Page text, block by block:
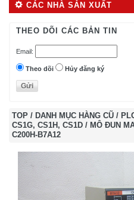
CÁC NHÀ SẢN XUẤT
THEO DÕI CÁC BẢN TIN
Email:
Theo dõi Hủy đăng ký
TOP / DANH MỤC HÀNG CŨ /
CS1G, CS1H, CS1D / MÔ ĐUN
C200H-B7A12